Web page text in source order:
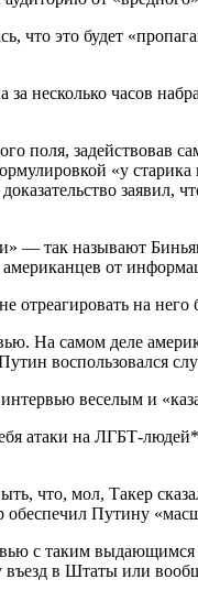
что это будет
несколько часов
поля,
«у
так называют
от
на него
На самом деле
воспользовался
веселым и
атаки на ЛГБТ-
что, мол, Такер
Путину
с таким
въезд в Штаты или